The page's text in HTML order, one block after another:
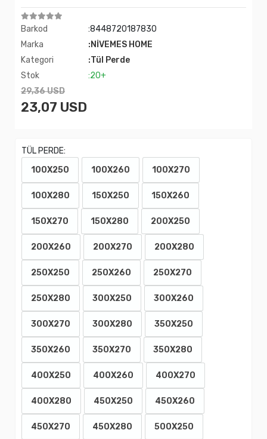
Barkod
:8448720187830
Marka
:NİVEMES HOME
Kategori
:Tül Perde
Stok
:20+
29,36 USD
23,07 USD
TÜL PERDE:
100X250
100X260 100X270
100X280 150X250 150X260
150X270 150X280 200X250
200X260 200X270 200X280
250X250 250X260 250X270
250X280 300X250 300X260
300X270 300X280 350X250
350X260 350X270 350X280
400X250 400X260 400X270
400X280 450X250 450X260
450X270 450X280 500X250